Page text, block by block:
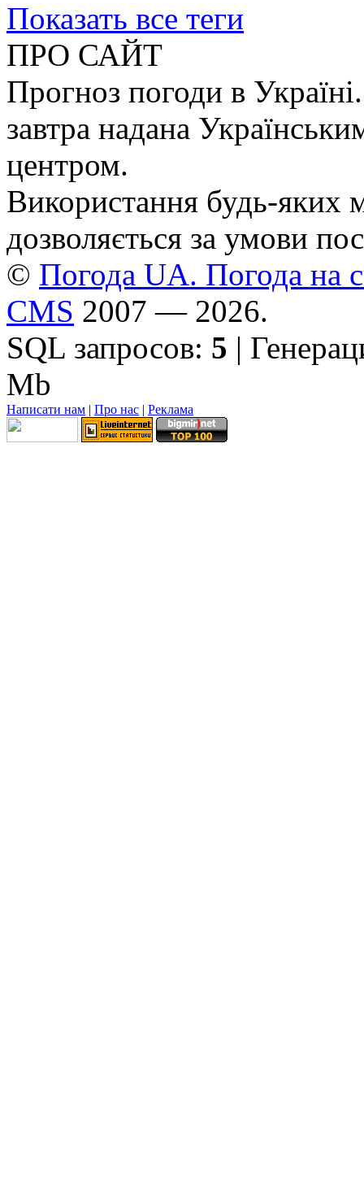
Показать все теги
ПРО САЙТ
Прогноз погоди в
завтра надана
центром.
Використання будь-яких
дозволяється за умови
© Погода UA. Погода на
CMS 2007 — 2026.
SQL запросов: 5 |
Mb
Написати нам Про нас Реклама